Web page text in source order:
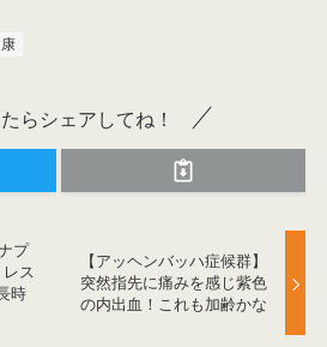
らシェアしてね！
プ
ス
時
【アッヘンバッハ症候群】
突然指先に痛みを感じ紫色
の内出血！これも加齢かな